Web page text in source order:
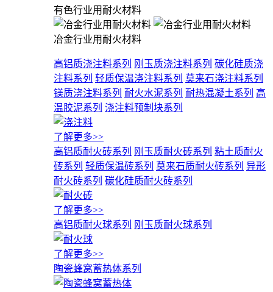
有色行业用耐火材料
冶金行业用耐火材料
高铝质浇注料系列 刚玉质浇注料系列 碳化硅质浇
注料系列 轻质保温浇注料系列 莫来石浇注料系列
镁质浇注料系列 耐火水泥系列 耐热混凝土系列 高
温胶泥系列 浇注料预制块系列
了解更多>>
高铝质耐火砖系列 刚玉质耐火砖系列 粘土质耐火
砖系列 轻质保温砖系列 莫来石质耐火砖系列 异形
耐火砖系列 碳化硅质耐火砖系列
了解更多>>
高铝质耐火球系列 刚玉质耐火球系列
了解更多>>
陶瓷蜂窝蓄热体系列